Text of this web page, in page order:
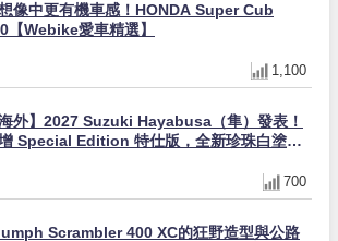
像中更有機車感！HONDA Super Cub
【Webike愛車精選】
1,100
海外】2027 Suzuki Hayabusa（隼）發表！
Special Edition 特仕版，全新珍珠白塗裝
700
Scrambler 400 XC的狂野造型與公路